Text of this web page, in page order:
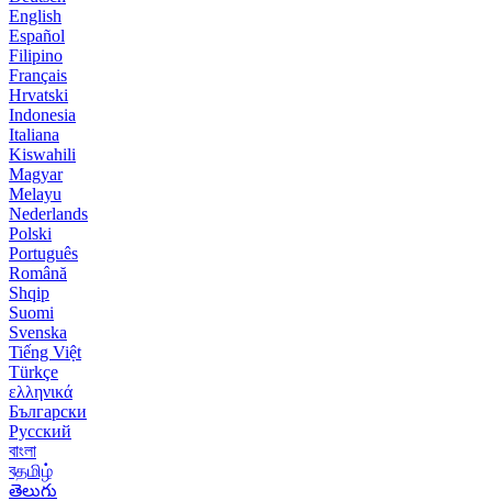
English
Español
Filipino
Français
Hrvatski
Indonesia
Italiana
Kiswahili
Magyar
Melayu
Nederlands
Polski
Português
Română
Shqip
Suomi
Svenska
Tiếng Việt
Türkçe
ελληνικά
Български
Русский
বাংলা
বதமிழ்
తెలుగు